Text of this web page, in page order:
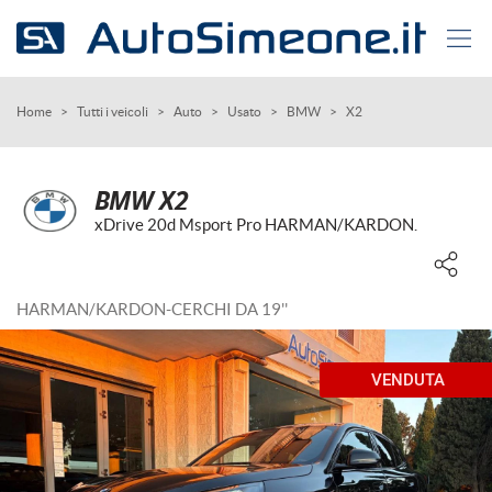
HOME
SERVIZI
CONTATTI
CONTATTI
Home > Tutti i veicoli > Auto > Usato > BMW > X2
BMW X2
xDrive 20d Msport Pro HARMAN/KARDON.
HARMAN/KARDON-CERCHI DA 19''
VENDUTA
Le
tue
preferenze
seguente
pannello
ti
esprimere
preferenze
consenso
alle
tecnologie
di